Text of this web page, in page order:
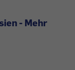
- Mehr